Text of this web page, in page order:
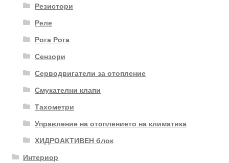
Резистори
Реле
Рога Рога
Сензори
Серводвигатели за отопление
Смукателни клапи
Тахометри
Управление на отоплението на климатика
ХИДРОАКТИВЕН блок
Интериор